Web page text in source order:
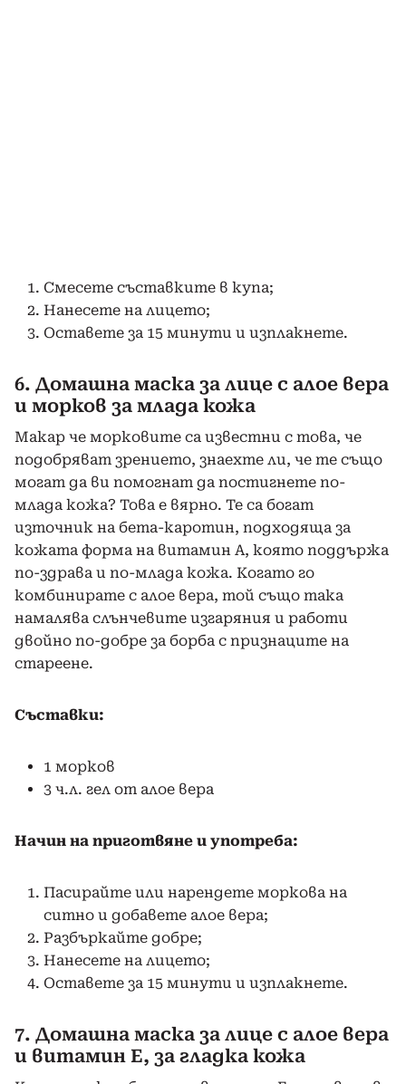
Смесете съставките в купа;
Нанесете на лицето;
Оставете за 15 минути и изплакнете.
6. Домашна маска за лице с алое вера
и морков за млада кожа
Макар че морковите са известни с това, че
подобряват зрението, знаехте ли, че те също
могат да ви помогнат да постигнете по-
млада кожа? Това е вярно. Те са богат
източник на бета-каротин, подходяща за
кожата форма на витамин А, която поддържа
по-здрава и по-млада кожа. Когато го
комбинирате с алое вера, той също така
намалява слънчевите изгаряния и работи
двойно по-добре за борба с признаците на
стареене.
Съставки:
1 морков
3 ч.л. гел от алое вера
Начин на приготвяне и употреба:
Пасирайте или нарендете моркова на
ситно и добавете алое вера;
Разбъркайте добре;
Нанесете на лицето;
Оставете за 15 минути и изплакнете.
7. Домашна маска за лице с алое вера
и витамин Е, за гладка кожа